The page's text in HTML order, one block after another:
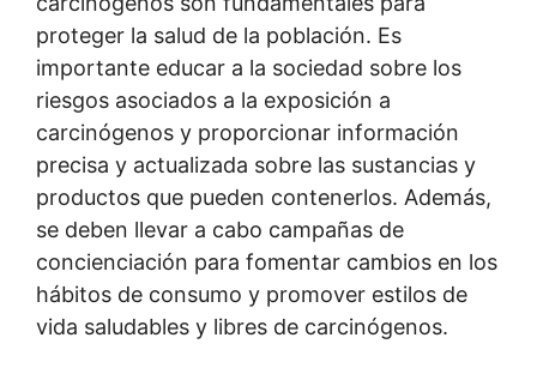
proteger la salud de la población. Es
importante educar a la sociedad sobre los
riesgos asociados a la exposición a
carcinógenos y proporcionar información
precisa y actualizada sobre las sustancias y
productos que pueden contenerlos. Además,
se deben llevar a cabo campañas de
concienciación para fomentar cambios en los
hábitos de consumo y promover estilos de
vida saludables y libres de carcinógenos.